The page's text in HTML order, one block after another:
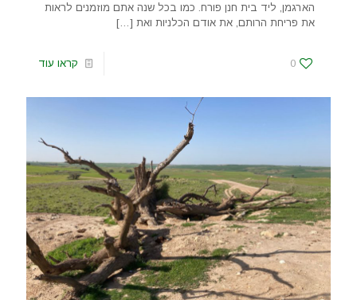
הארגמן, ליד בית חנן פורח. כמו בכל שנה אתם מוזמנים לראות
את פריחת הרותם, את אודם הכלניות ואת […]
0 קראו עוד